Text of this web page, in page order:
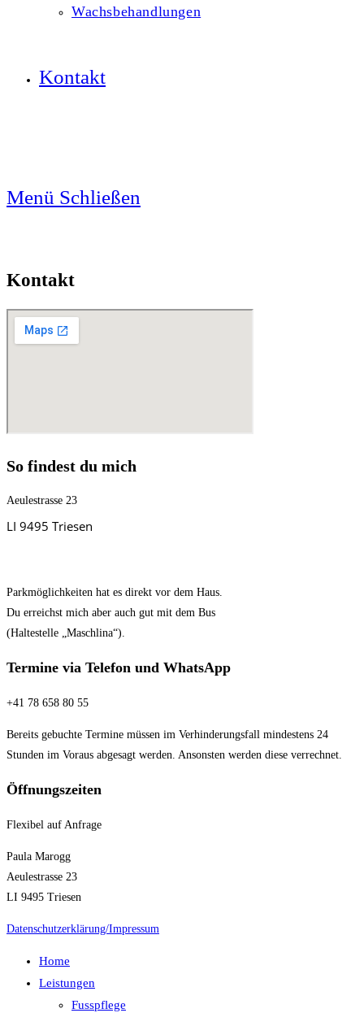
Wachsbehandlungen
Kontakt
Menü Schließen
Kontakt
So findest du mich
Aeulestrasse 23
LI 9495 Triesen
Parkmöglichkeiten hat es direkt vor dem Haus.
Du erreichst mich aber auch gut mit dem Bus
(Haltestelle „Maschlina“).
Termine via Telefon und WhatsApp
+41 78 658 80 55
Bereits gebuchte Termine müssen im Verhinderungsfall mindestens 24
Stunden im Voraus abgesagt werden. Ansonsten werden diese verrechnet.
Öffnungszeiten
Flexibel auf Anfrage
Paula Marogg
Aeulestrasse 23
LI 9495 Triesen
Datenschutzerklärung/Impressum
Home
Leistungen
Fusspflege